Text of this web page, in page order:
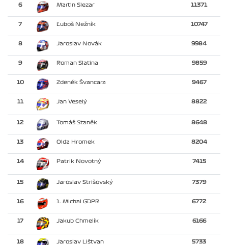
6 Martin Slezar 11371
7 Ľuboš Nežník 10747
8 Jaroslav Novák 9984
9 Roman Slatina 9859
10 Zdeněk Švancara 9467
11 Jan Veselý 8822
12 Tomáš Staněk 8648
13 Olda Hromek 8204
14 Patrik Novotný 7415
15 Jaroslav Strišovský 7379
16 1. Michal GDPR 6772
17 Jakub Chmelík 6166
18 Jaroslav Lištvan 5733